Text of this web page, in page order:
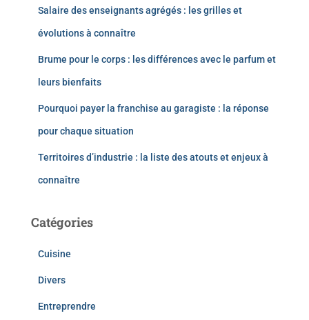
Salaire des enseignants agrégés : les grilles et
évolutions à connaître
Brume pour le corps : les différences avec le parfum et
leurs bienfaits
Pourquoi payer la franchise au garagiste : la réponse
pour chaque situation
Territoires d’industrie : la liste des atouts et enjeux à
connaître
Catégories
Cuisine
Divers
Entreprendre